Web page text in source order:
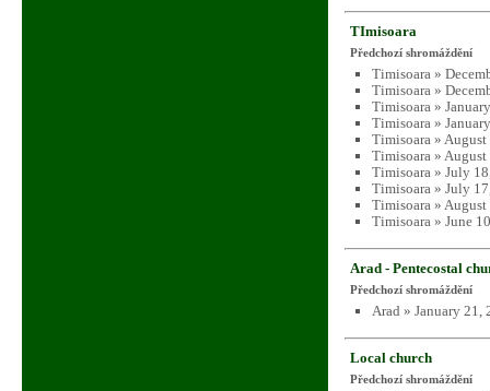
TImisoara
Předchozí shromáždění
Timisoara »
Timisoara »
Timisoara »
Timisoara »
Timisoara »
Timisoara »
Timisoara » July
Timisoara » July
Timisoara »
Timisoara » June
Arad - Pentecostal
Předchozí shromáždění
Arad » January 21,
Local church
Předchozí shromáždění